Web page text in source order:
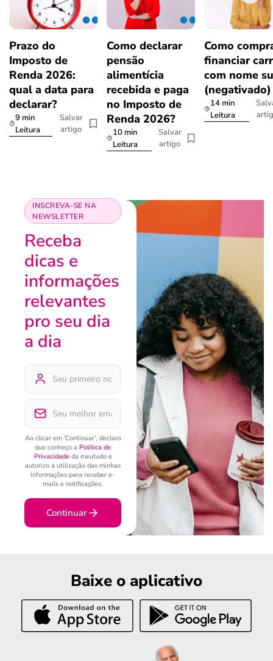
Prazo do
Imposto de
Renda 2026:
qual a data para
declarar?
9 min
Leitura
Salvar
artigo
Como declarar
pensão
alimentícia
recebida e paga
no Imposto de
Renda 2026?
10 min
Leitura
Salvar
artigo
Como
financiar
com nome
(negativado)
14 min
Leitura
INSCREVA-SE NA
NEWSLETTER
Receba
dicas e
informações
relevantes
pro seu dia
a dia
Ao clicar em 'Continuar', declaro
que conheço a Política de
Privacidadeda meutudo e
autorizo a utilização das minhas
informações para receber e-
mails e notificações.
Continuar
Baixe o aplicativo